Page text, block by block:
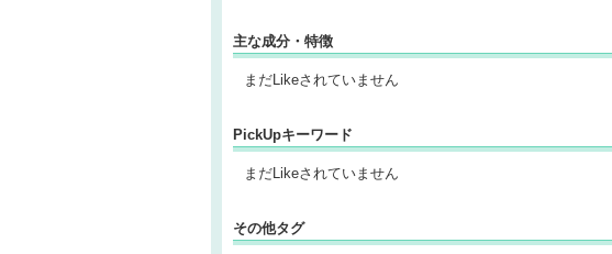
主な成分・特徴
まだLikeされていません
PickUpキーワード
まだLikeされていません
その他タグ